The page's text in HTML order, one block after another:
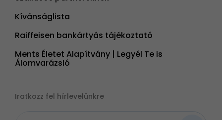
Kívánságlista
Raiffeisen bankártyás tájékoztató
Ments Életet Alapítvány | Legyél Te is
Álomvarázsló
Iratkozz fel hírlevelünkre